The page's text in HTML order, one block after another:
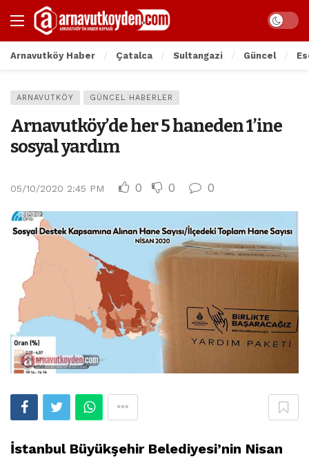
Arnavutköy Haber Çatalca Sultangazi Güncel
ARNAVUTKÖY GÜNCEL HABERLER
Arnavutköy’de her 5 haneden 1’ine
sosyal yardım
05/10/2020 2:45 PM 0 0 0
İstanbul Büyükşehir Belediyesi’nin Nisan